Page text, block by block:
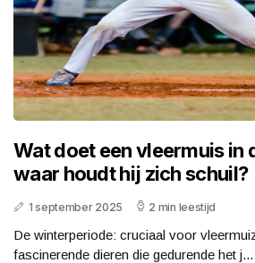
Wat doet een vleermuis in
waar houdt hij zich schuil?
1 september 2025 2 min leestijd
De winterperiode: cruciaal voor
fascinerende dieren die gedurende het j...